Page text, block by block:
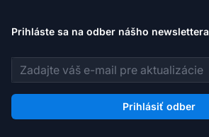
Prihláste sa na odber nášho newslettera
E-mailová adresa
Prihlásiť odber